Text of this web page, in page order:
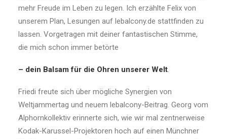
mehr Freude im Leben zu legen. Ich erzählte Felix von
unserem Plan, Lesungen auf lebalcony.de stattfinden zu
lassen. Vorgetragen mit deiner fantastischen Stimme,
die mich schon immer betörte
– dein Balsam für die Ohren unserer Welt.
Friedi freute sich über mögliche Synergien von
Weltjammertag und neuem lebalcony-Beitrag. Georg vom
Alphornkollektiv erinnerte sich, wie wir mal zentnerweise
Kodak-Karussel-Projektoren hoch auf einen Münchner